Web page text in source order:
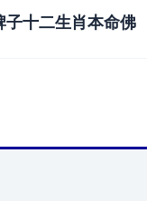
十二生肖本命佛